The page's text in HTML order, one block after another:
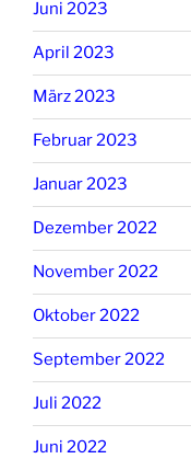
Juni 2023
April 2023
März 2023
Februar 2023
Januar 2023
Dezember 2022
November 2022
Oktober 2022
September 2022
Juli 2022
Juni 2022